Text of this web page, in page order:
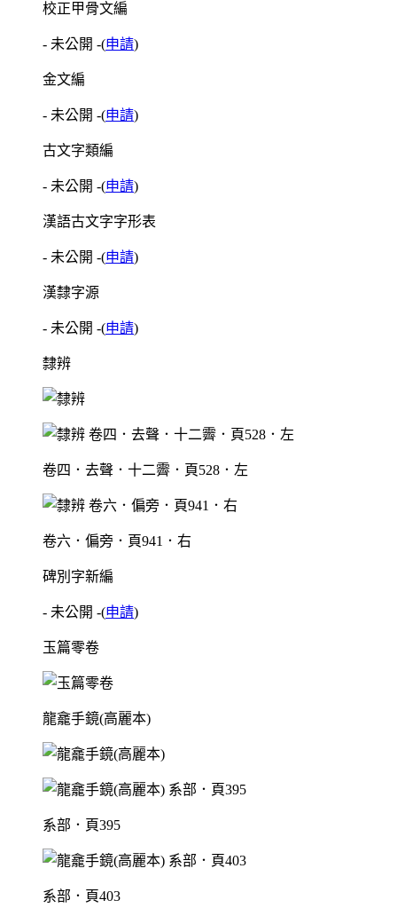
校正甲骨文編
- 未公開 -(申請)
金文編
- 未公開 -(申請)
古文字類編
- 未公開 -(申請)
漢語古文字字形表
- 未公開 -(申請)
漢隸字源
- 未公開 -(申請)
隸辨
卷四．去聲．十二霽．頁528．左
卷六．偏旁．頁941．右
碑別字新編
- 未公開 -(申請)
玉篇零卷
龍龕手鏡(高麗本)
系部．頁395
系部．頁403